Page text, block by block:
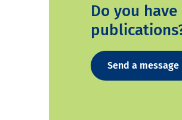
Do you
Send a message